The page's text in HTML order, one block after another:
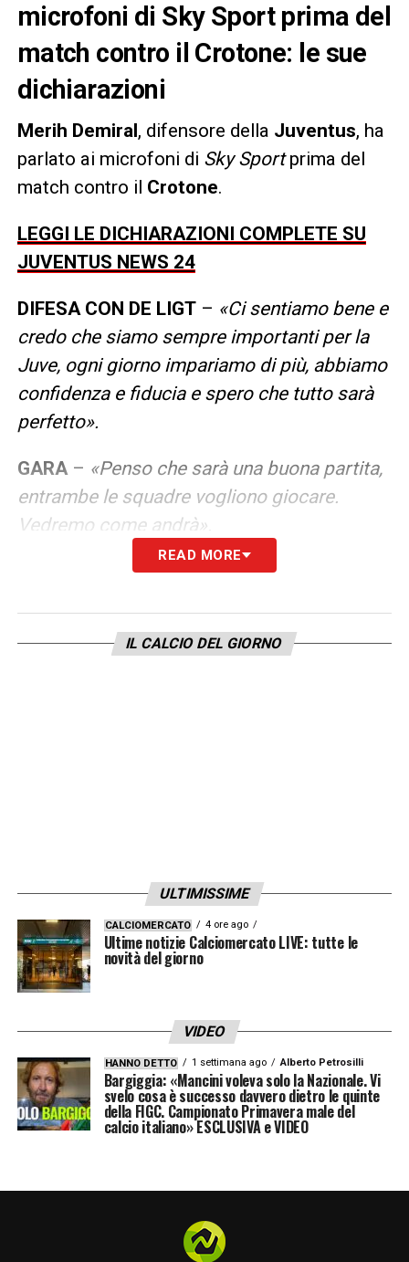
microfoni di Sky Sport prima del
match contro il Crotone: le sue
dichiarazioni
Merih Demiral , difensore della Juventus, ha
parlato ai microfoni di Sky Sportprima del
match contro il Crotone.
LEGGI LE DICHIARAZIONI COMPLETE SU
JUVENTUS NEWS 24
DIFESA CON DE LIGT– «Ci sentiamo bene e
credo che siamo sempre importanti per la
Juve, ogni giorno impariamo di più, abbiamo
confidenza e fiducia e spero che tutto sarà
perfetto».
GARA– «Penso che sarà una buona partita,
entrambe le squadre vogliono giocare.
Vedremo come andrà».
–«Siamo la Juventus.
LA PLAYLIST DELLE NOSTRE TOP NEWS
READ MORE
IL CALCIO DEL GIORNO
ULTIMISSIME
CALCIOMERCATO 4 ore ago
Ultime notizie Calciomercato LIVE: tutte le
novità del giorno
VIDEO
HANNO DETTO 1 settimana ago Alberto Petrosilli
Bargiggia: «Mancini voleva solo la Nazionale. Vi
svelo cosa è successo davvero dietro le quinte
della FIGC. Campionato Primavera male del
calcio italiano» ESCLUSIVA e VIDEO